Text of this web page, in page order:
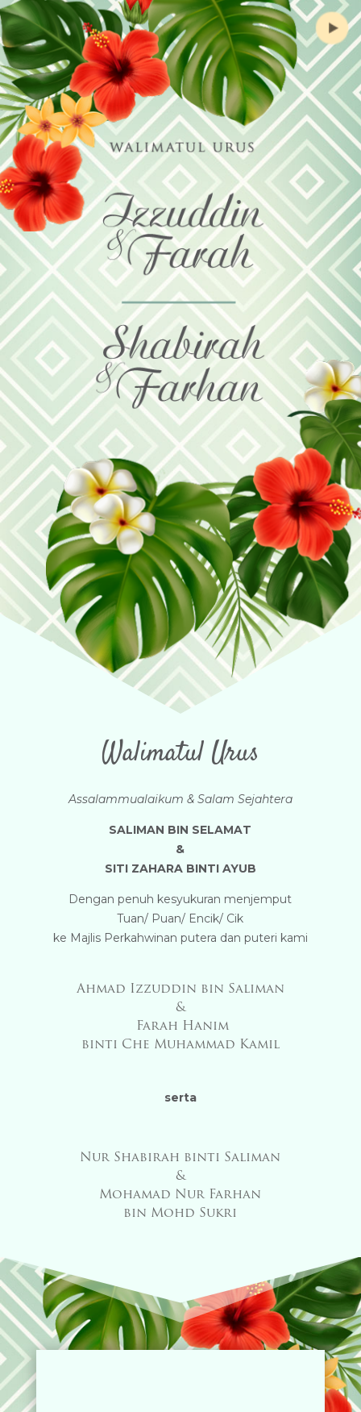
Walimatul Urus
Assalammualaikum & Salam Sejahtera
SALIMAN BIN SELAMAT
&
SITI ZAHARA BINTI AYUB
Dengan penuh kesyukuran menjemput
Tuan/ Puan/ Encik/ Cik
ke Majlis Perkahwinan putera dan puteri kami
Ahmad Izzuddin bin Saliman
&
Farah Hanim
binti Che Muhammad Kamil
serta
Nur Shabirah binti Saliman
&
Mohamad Nur Farhan
bin Mohd Sukri